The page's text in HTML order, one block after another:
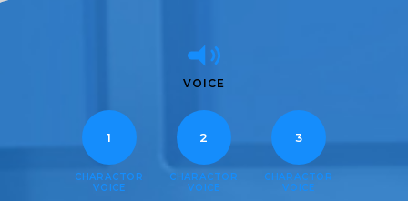
VOICE
1
CHARACTOR
VOICE
2
CHARACTOR
VOICE
3
CHARACTOR
VOICE